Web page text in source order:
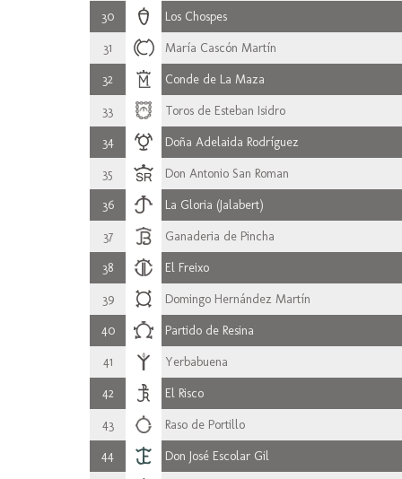
30 Los Chospes
31 María Cascón Martín
32 Conde de La Maza
33 Toros de Esteban Isidro
34 Doña Adelaida Rodríguez
35 Don Antonio San Roman
36 La Gloria (Jalabert)
37 Ganaderia de Pincha
38 El Freixo
39 Domingo Hernández Martín
40 Partido de Resina
41 Yerbabuena
42 El Risco
43 Raso de Portillo
44 Don José Escolar Gil